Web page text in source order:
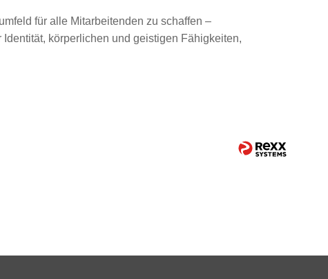
für alle Mitarbeitenden zu schaffen –
körperlichen und geistigen Fähigkeiten,